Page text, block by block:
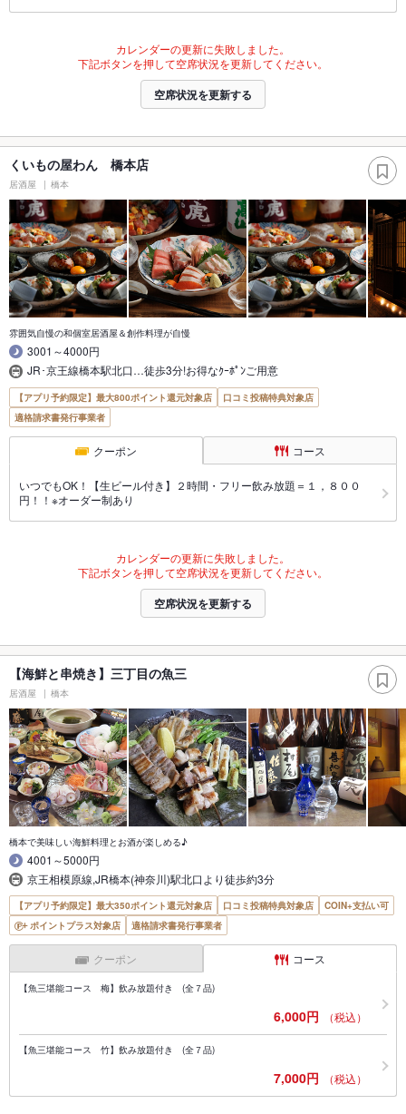
カレンダーの更新に失敗しました。
下記ボタンを押して空席状況を更新してください。
空席状況を更新する
くいもの屋わん 橋本店
居酒屋 橋本
雰囲気自慢の和個室居酒屋＆創作料理が自慢
3001～4000円
JR･京王線橋本駅北口…徒歩3分!お得なｸｰﾎﾟﾝご用意
【アプリ予約限定】最大800ポイント還元対象店
口コミ投稿特典対象店
適格請求書発行事業者
クーポン コース
いつでもOK！【生ビール付き】２時間・フリー飲み放題＝１，８００
円！！※オーダー制あり
カレンダーの更新に失敗しました。
下記ボタンを押して空席状況を更新してください。
空席状況を更新する
【海鮮と串焼き】三丁目の魚三
居酒屋 橋本
橋本で美味しい海鮮料理とお酒が楽しめる♪
4001～5000円
京王相模原線,JR橋本(神奈川)駅北口より徒歩約3分
【アプリ予約限定】最大350ポイント還元対象店 口コミ投稿特典対象店
COIN+支払い可
ポイントプラス対象店
適格請求書発行事業者
クーポン コース
【魚三堪能コース 梅】飲み放題付き (全７品)
6,000円 （税込）
【魚三堪能コース 竹】飲み放題付き (全７品)
7,000円 （税込）